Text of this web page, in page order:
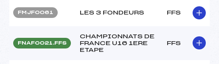
FMJF0061 LES 3 FONDEURS FFS
FNAF0021.FFS
CHAMPIONNATS DE
FRANCE U16 1ERE
ETAPE
FFS